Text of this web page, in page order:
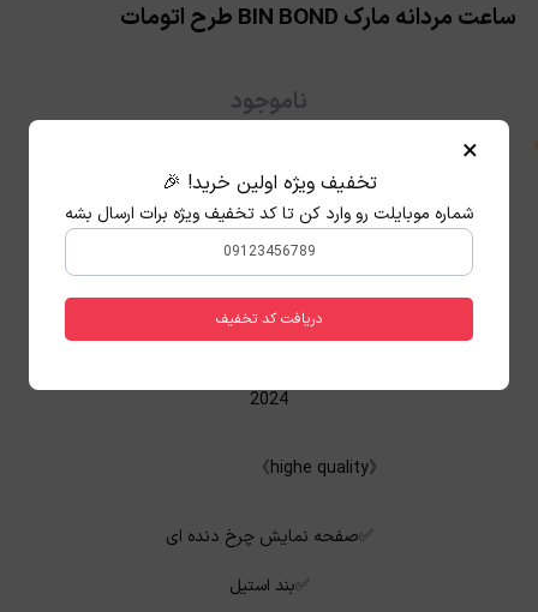
ساعت مردانه مارک BIN BOND طرح اتومات
ناموجود
BIN BOND
2024
《highe quality》
✅صفحه نمایش چرخ دنده ای
✅بند استیل
★ ★
×
تخفیف ویژه اولین خرید! 🎉
شماره موبایلت رو وارد کن تا کد تخفیف ویژه برات ارسال بشه
دریافت کد تخفیف